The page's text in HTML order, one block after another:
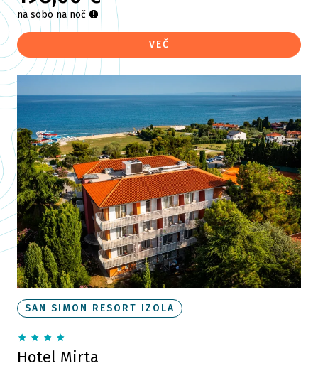
na sobo na noč
VEČ
SAN SIMON RESORT IZOLA
Hotel Mirta